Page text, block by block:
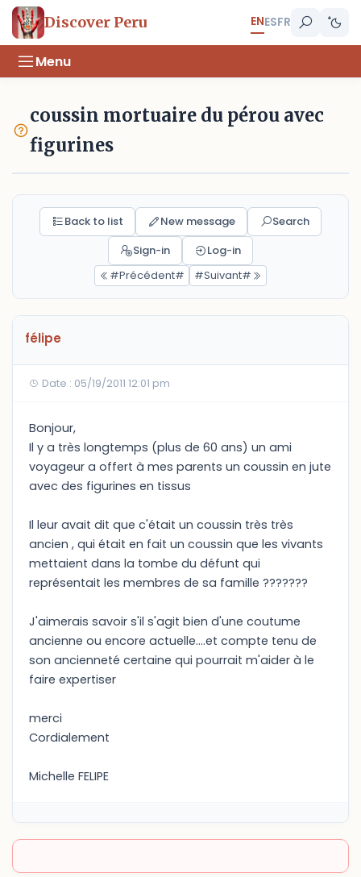
Discover Peru ENESFR
Menu
coussin mortuaire du pérou avec
figurines
Back to list New message
Search
Sign-in
Log-in
#Précédent#
#Suivant#
félipe
Date : 05/19/2011 12:01 pm
Bonjour,
Il y a très longtemps (plus de 60 ans) un ami
voyageur a offert à mes parents un coussin en jute
avec des figurines en tissus
Il leur avait dit que c'était un coussin très très
ancien , qui était en fait un coussin que les vivants
mettaient dans la tombe du défunt qui
représentait les membres de sa famille ???????
J'aimerais savoir s'il s'agit bien d'une coutume
ancienne ou encore actuelle....et compte tenu de
son ancienneté certaine qui pourrait m'aider à le
faire expertiser
merci
Cordialement
Michelle FELIPE